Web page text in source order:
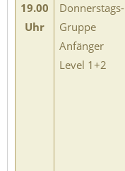
19.00
Uhr
Donnerstags-
Gruppe
Anfänger
Level 1+2